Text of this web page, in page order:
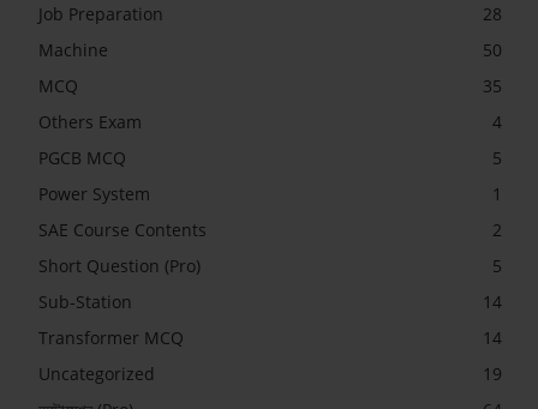
Job Preparation
28
Machine
50
MCQ
35
Others Exam
4
PGCB MCQ
5
Power System
1
SAE Course Contents
2
Short Question (Pro)
5
Sub-Station
14
Transformer MCQ
14
Uncategorized
19